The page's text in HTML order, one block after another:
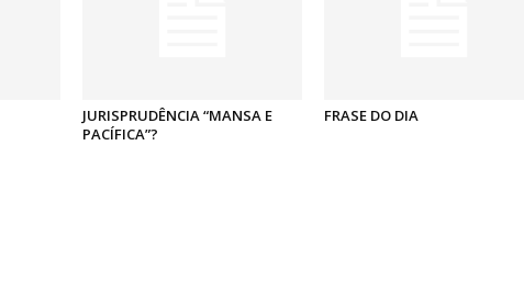
JURISPRUDÊNCIA “MANSA E
PACÍFICA”?
FRASE DO DIA